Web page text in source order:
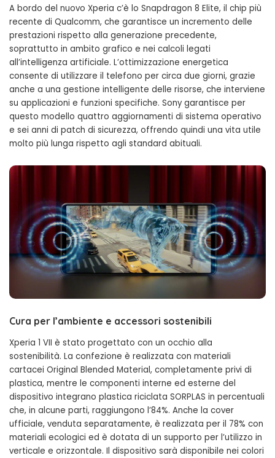
A bordo del nuovo Xperia c’è lo Snapdragon 8 Elite, il chip più
recente di Qualcomm, che garantisce un incremento delle
prestazioni rispetto alla generazione precedente,
soprattutto in ambito grafico e nei calcoli legati
all’intelligenza artificiale. L’ottimizzazione energetica
consente di utilizzare il telefono per circa due giorni, grazie
anche a una gestione intelligente delle risorse, che interviene
su applicazioni e funzioni specifiche. Sony garantisce per
questo modello quattro aggiornamenti di sistema operativo
e sei anni di patch di sicurezza, offrendo quindi una vita utile
molto più lunga rispetto agli standard abituali.
Cura per l’ambiente e accessori sostenibili
Xperia 1 VII è stato progettato con un occhio alla
sostenibilità. La confezione è realizzata con materiali
cartacei Original Blended Material, completamente privi di
plastica, mentre le componenti interne ed esterne del
dispositivo integrano plastica riciclata SORPLAS in percentuali
che, in alcune parti, raggiungono l’84%. Anche la cover
ufficiale, venduta separatamente, è realizzata per il 78% con
materiali ecologici ed è dotata di un supporto per l’utilizzo in
verticale e orizzontale. Il dispositivo sarà disponibile nei colori